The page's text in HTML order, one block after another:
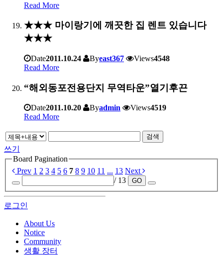
Read More
★★★ 마이랑기에 깨끗한 집 렌트 있습니다
★★★
Date2011.10.24 Byeast367 Views4548
Read More
“해외동포전용단지 무역타운”열기후끈
Date2011.10.20 Byadmin Views4519
Read More
검색
쓰기
Board Pagination
Prev 1 2 3 4 5 6 7 8 9 10 11 ... 13 Next
/ 13
GO
로그인
About Us
Notice
Community
생활 장터